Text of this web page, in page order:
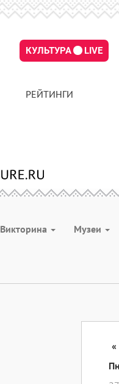
КУЛЬТУРА LIVE
РЕЙТИНГИ
Викторина Музеи
«
Пн